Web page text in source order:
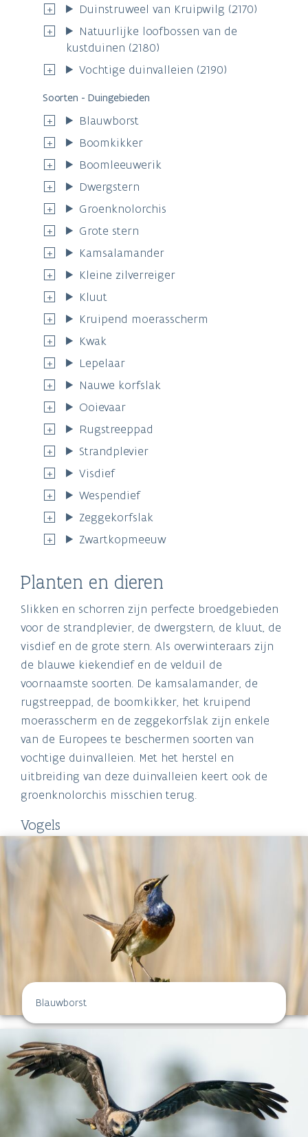
Duinstruweel van Kruipwilg (2170)
Natuurlijke loofbossen van de
kustduinen (2180)
Vochtige duinvalleien (2190)
Soorten - Duingebieden
Blauwborst
Boomkikker
Boomleeuwerik
Dwergstern
Groenknolorchis
Grote stern
Kamsalamander
Kleine zilverreiger
Kluut
Kruipend moerasscherm
Kwak
Lepelaar
Nauwe korfslak
Ooievaar
Rugstreeppad
Strandplevier
Visdief
Wespendief
Zeggekorfslak
Zwartkopmeeuw
Planten en dieren
Slikken en schorren zijn perfecte broedgebieden
voor de strandplevier, de dwergstern, de kluut, de
visdief en de grote stern. Als overwinteraars zijn
de blauwe kiekendief en de velduil de
voornaamste soorten. De kamsalamander, de
rugstreeppad, de boomkikker, het kruipend
moerasscherm en de zeggekorfslak zijn enkele
van de Europees te beschermen soorten van
vochtige duinvalleien. Met het herstel en
uitbreiding van deze duinvalleien keert ook de
groenknolorchis misschien terug.
Vogels
Blauwborst